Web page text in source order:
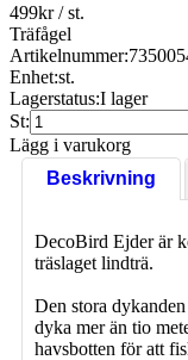
499kr/ st.
Träfågel
Artikelnummer:
Enhet:st.
Lagerstatus:I lager
St:
Lägg i varukorg
Beskrivning
DecoBird Ejder är
träslaget lindträ.
Den stora
dyka mer än tio
havsbotten för att